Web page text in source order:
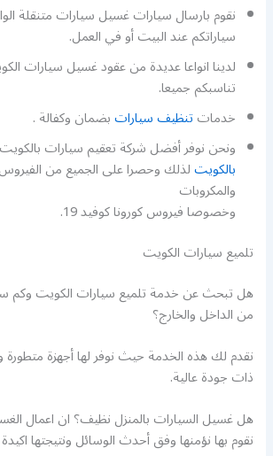
نقوم بارسال سيارات غسيل سيارات متنقلة
سياراتكم عند البيت أو في العمل.
لدينا انواعا عديدة من عقود غسيل سيارات
تناسبكم جميعا.
خدماتتنظيف سياراتبضمان وكفالة .
ونحن نوفر أفضل شركة تعقيم سيارات بالكويت
بالكويتلذلك وحصرا على الجميع من الفيروس
والمكروبات
وخصوصا فيروس كورونا كوفيد 19.
تلميع سيارات الكويت
هل تبحث عن خدمة تلميع سيارات الكويت وكم
من الداخل والخارج؟
نقدم لك هذه الخدمة حيث نوفر لها أجهزة
ذات جودة عالية.
هل غسيل السيارات بالمنزل نظيف؟ ان اعمال
نقوم بها نؤمنها وفق أحدث الوسائل ونتيجتها